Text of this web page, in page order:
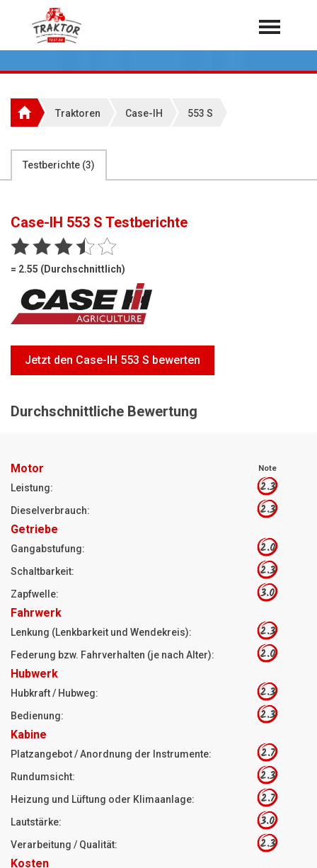
Home
Rundballenpressen
Teleskoplader
Rasentraktoren
Motorsägen
Freischneider
Über 7.000 Testberichte
Traktoren Case-IH 553 S
Testberichte (3)
Case-IH 553 S Testberichte
= 2.55 (Durchschnittlich)
Jetzt den Case-IH 553 S bewerten
Durchschnittliche Bewertung
Motor Note
Leistung: 2.3
Dieselverbrauch: 2.3
Getriebe
Gangabstufung: 2.0
Schaltbarkeit: 2.3
Zapfwelle: 3.0
Fahrwerk
Lenkung (Lenkbarkeit und Wendekreis): 2.3
Federung bzw. Fahrverhalten (je nach Alter): 2.0
Hubwerk
Hubkraft / Hubweg: 2.3
Bedienung: 2.3
Kabine
Platzangebot / Anordnung der Instrumente: 2.7
Rundumsicht: 2.3
Heizung und Lüftung oder Klimaanlage: 2.7
Lautstärke: 3.0
Verarbeitung / Qualität: 2.3
Kosten